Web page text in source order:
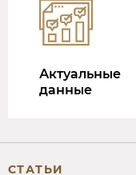
Актуальные
данные
СТАТЬИ